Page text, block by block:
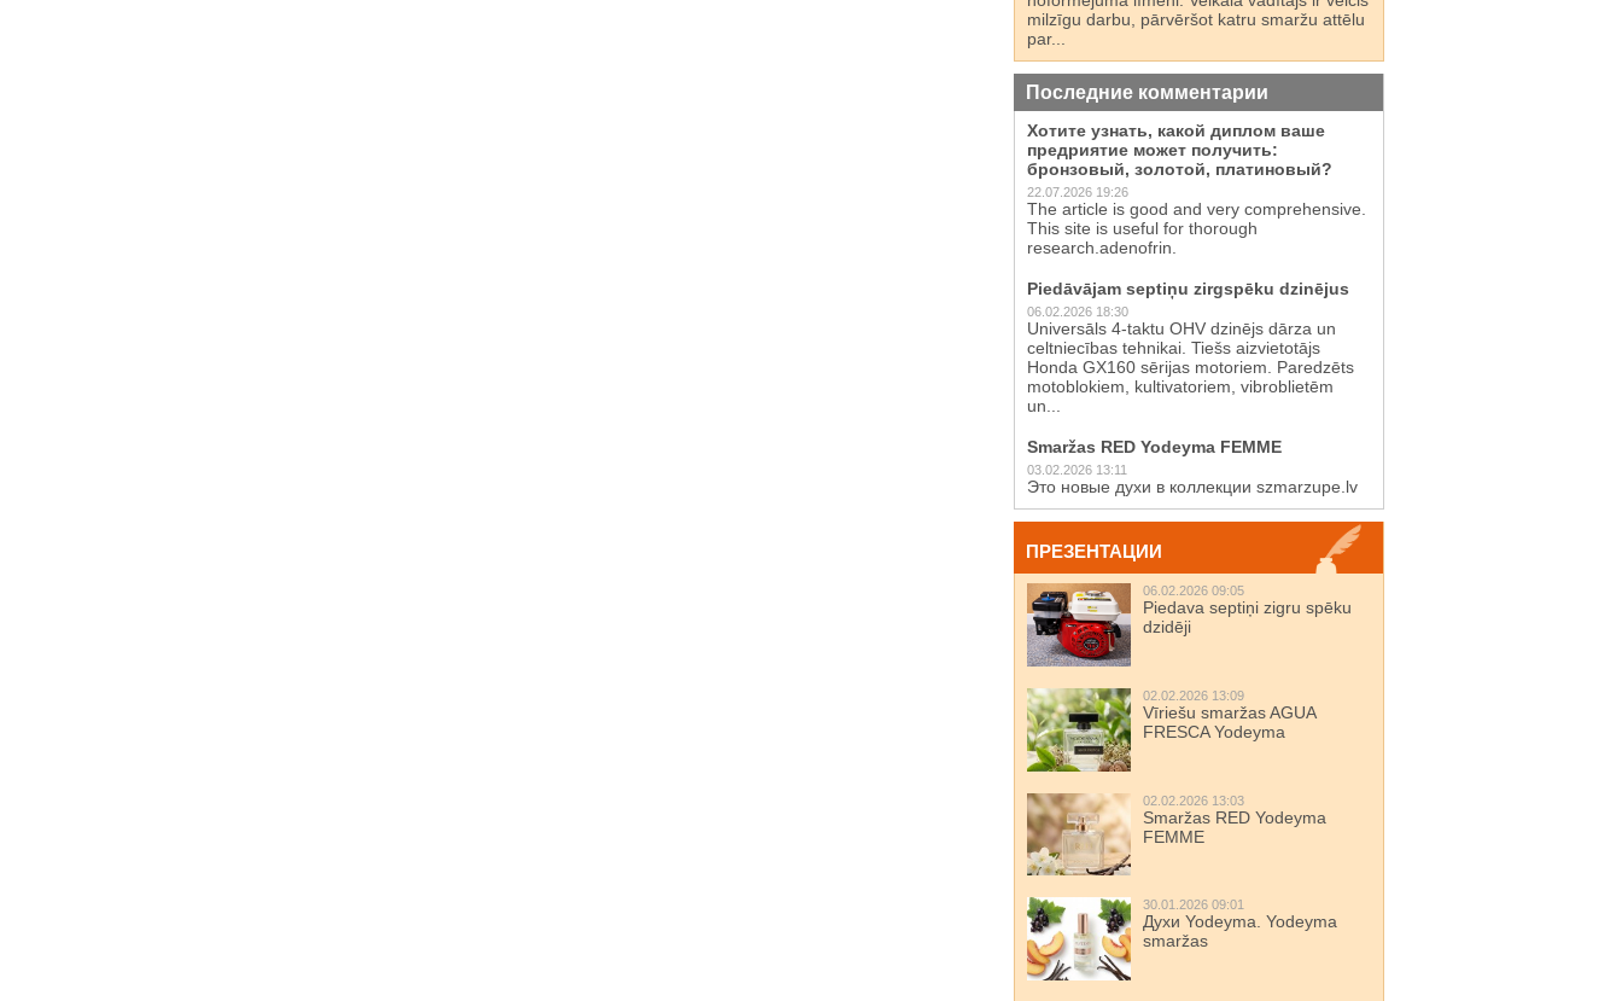
milzīgu darbu, pārvēršot katru smaržu attēlu
par...
Последние комментарии
Хотите узнать, какой диплом ваше
предриятие может получить:
бронзовый, золотой, платиновый?
22.07.2026 19:26
The article is good and very comprehensive.
This site is useful for thorough
research.adenofrin.
Piedāvājam septiņu zirgspēku dzinējus
06.02.2026 18:30
Universāls 4-taktu OHV dzinējs dārza un
celtniecības tehnikai. Tiešs aizvietotājs
Honda GX160 sērijas motoriem. Paredzēts
motoblokiem, kultivatoriem, vibroblietēm
un...
Smaržas RED Yodeyma FEMME
03.02.2026 13:11
Это новые духи в коллекции szmarzupe.lv
ПРЕЗЕНТАЦИИ
06.02.2026 09:05
Piedava septiņi zigru spēku
dzidēji
02.02.2026 13:09
Vīriešu smaržas AGUA
FRESCA Yodeyma
02.02.2026 13:03
Smaržas RED Yodeyma
FEMME
30.01.2026 09:01
Духи Yodeyma. Yodeyma
smaržas